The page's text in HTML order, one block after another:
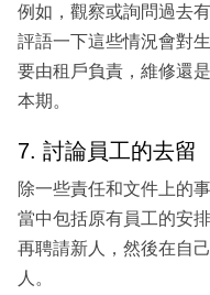
例如，觀察或詢問過去
評語一下這些情況會對
要由租戶負責，維修還
本期。
7. 討論員工的去留
除一些責任和文件上的
當中包括原有員工的安
再聘請新人，然後在自
人。